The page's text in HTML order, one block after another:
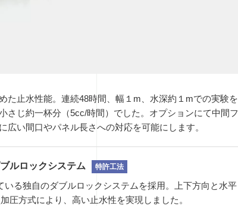
た止水性能。連続48時間、幅１m、水深約１mでの実験を
さじ約一杯分（5cc/時間）でした。オプションにて中間フ
い間口やパネル長さへの対応を可能にします。
ルロックシステム 特許工法
いる独自のダブルロックシステムを採用。上下方向と水平
圧方式により、高い止水性を実現しました。